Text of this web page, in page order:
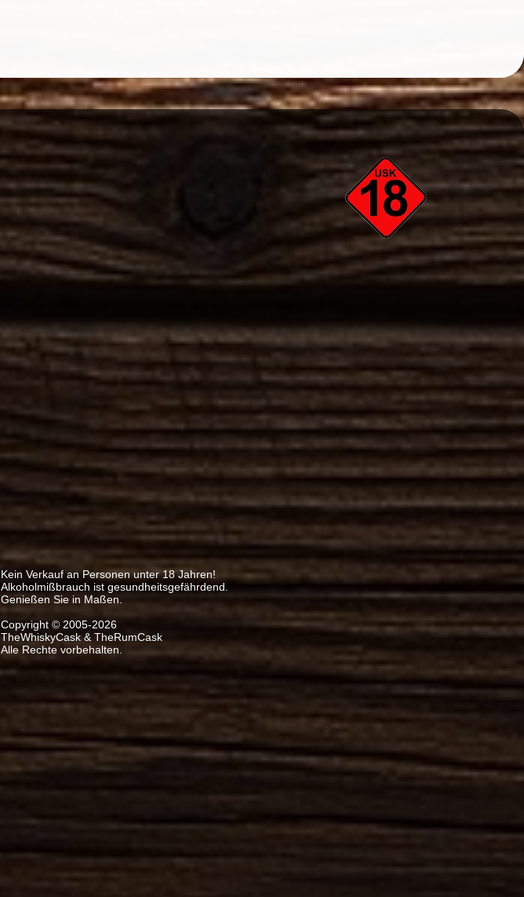
Kein Verkauf an Personen unter 18 Jahren!
Alkoholmißbrauch ist gesundheitsgefährdend.
Genießen Sie in Maßen.
Copyright © 2005-2026
TheWhiskyCask & TheRumCask
Alle Rechte vorbehalten.